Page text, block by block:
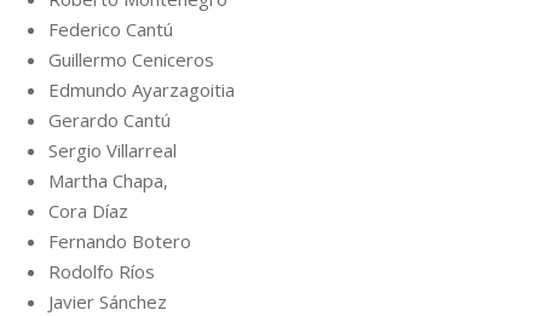
Federico Cantú
Guillermo Ceniceros
Edmundo Ayarzagoitia
Gerardo Cantú
Sergio Villarreal
Martha Chapa,
Cora Díaz
Fernando Botero
Rodolfo Ríos
Javier Sánchez